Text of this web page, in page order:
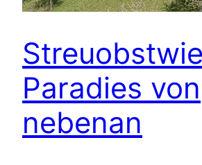
Paradies von
nebenan